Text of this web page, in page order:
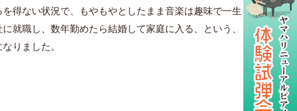
得ない状況で、もやもやとしたまま音楽は趣味で一生
就職し、数年勤めたら結婚して家庭に入る、という、
りました。